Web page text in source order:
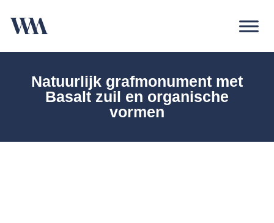
Natuurlijk grafmonument met
Basalt zuil en organische
vormen